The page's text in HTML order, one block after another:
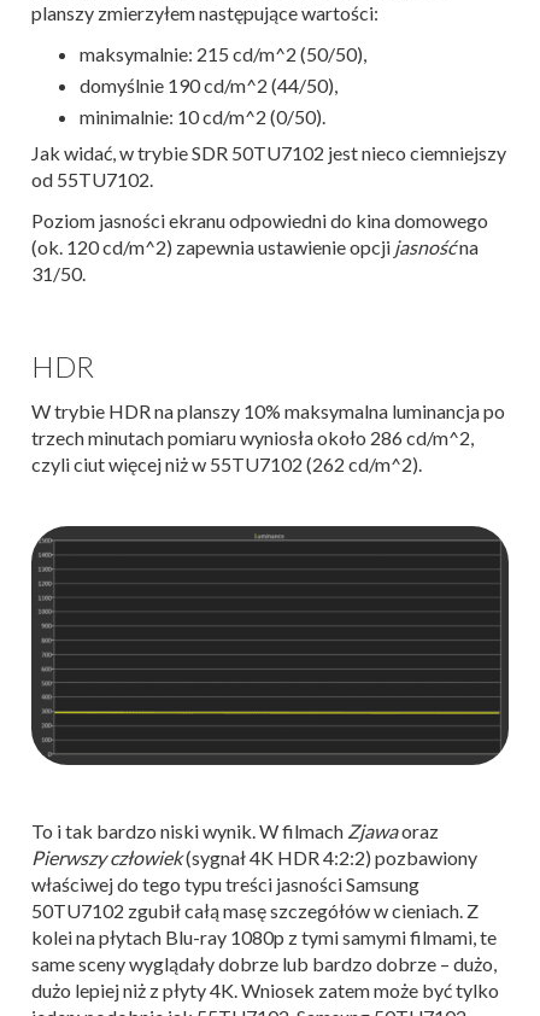
planszy zmierzyłem następujące wartości:
maksymalnie: 215 cd/m^2 (50/50),
domyślnie 190 cd/m^2 (44/50),
minimalnie: 10 cd/m^2 (0/50).
Jak widać, w trybie SDR 50TU7102 jest nieco ciemniejszy
od 55TU7102.
Poziom jasności ekranu odpowiedni do kina domowego
(ok. 120 cd/m^2) zapewnia ustawienie opcji jasnośćna
31/50.
HDR
W trybie HDR na planszy 10% maksymalna luminancja po
trzech minutach pomiaru wyniosła około 286 cd/m^2,
czyli ciut więcej niż w 55TU7102 (262 cd/m^2).
To i tak bardzo niski wynik. W filmach Zjawaoraz
Pierwszy człowiek(sygnał 4K HDR 4:2:2) pozbawiony
właściwej do tego typu treści jasności Samsung
50TU7102 zgubił całą masę szczegółów w cieniach. Z
kolei na płytach Blu-ray 1080p z tymi samymi filmami, te
same sceny wyglądały dobrze lub bardzo dobrze – dużo,
dużo lepiej niż z płyty 4K. Wniosek zatem może być tylko